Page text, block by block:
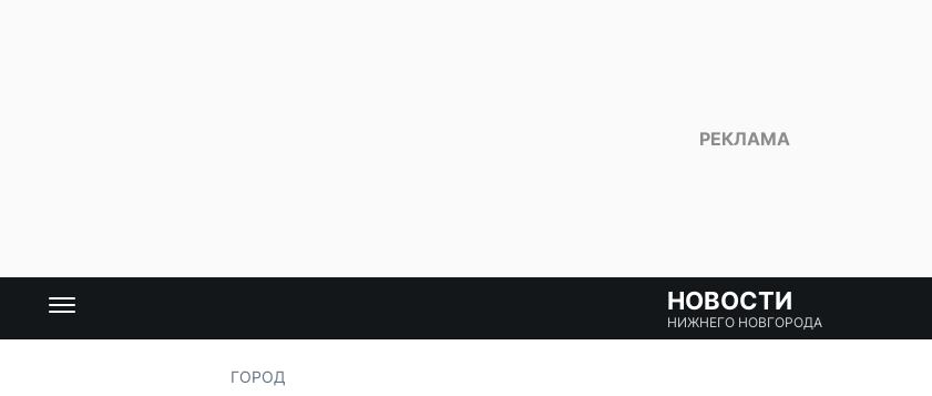
НОВОСТИ
НИЖНЕГО НОВГОРОДА
ГОРОД